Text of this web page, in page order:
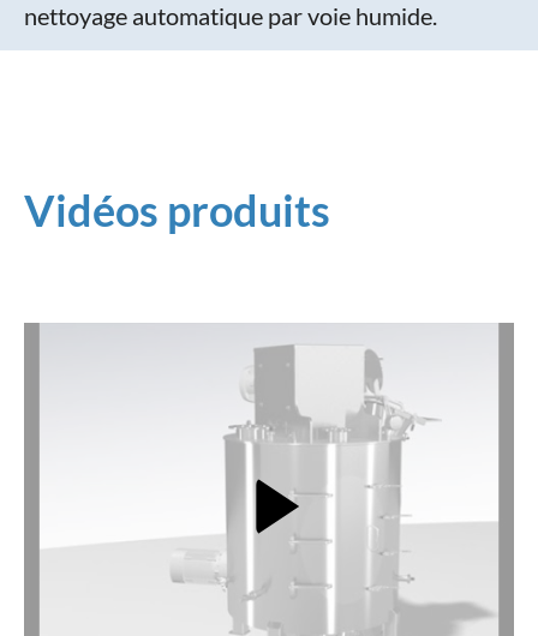
nettoyage automatique par voie humide.
Vidéos produits